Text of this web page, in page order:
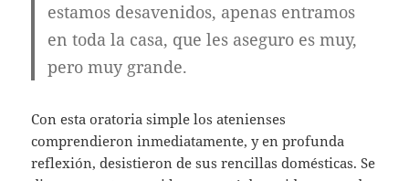
estamos desavenidos, apenas entramos
en toda la casa, que les aseguro es muy,
pero muy grande.
Con esta oratoria simple los atenienses
comprendieron inmediatamente, y en profunda
reflexión, desistieron de sus rencillas domésticas. Se